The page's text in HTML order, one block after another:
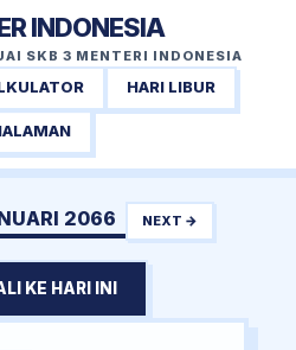
INDONESIA
SKB 3 MENTERI INDONESIA
HARI LIBUR
2066 NEXT →
KE HARI INI